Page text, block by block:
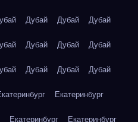
Дубай Дубай Дубай
Дубай Дубай Дубай
Дубай Дубай Дубай
Екатеринбург
Екатеринбург Екатеринбург